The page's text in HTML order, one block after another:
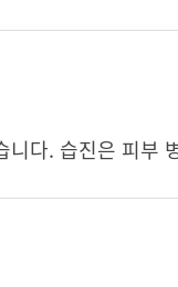
다. 습진은 피부